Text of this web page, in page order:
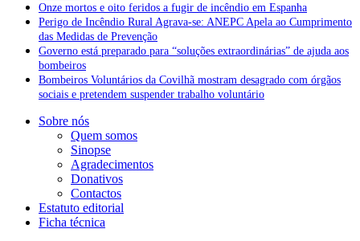
Onze mortos e oito feridos a fugir de incêndio em Espanha
Perigo de Incêndio Rural Agrava-se: ANEPC Apela ao Cumprimento
das Medidas de Prevenção
Governo está preparado para “soluções extraordinárias” de ajuda aos
bombeiros
Bombeiros Voluntários da Covilhã mostram desagrado com órgãos
sociais e pretendem suspender trabalho voluntário
Sobre nós
Quem somos
Sinopse
Agradecimentos
Donativos
Contactos
Estatuto editorial
Ficha técnica